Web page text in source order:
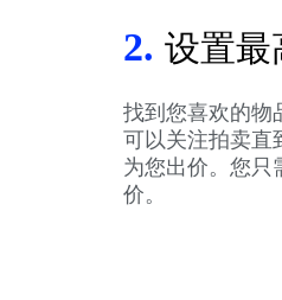
2. 设置最
找到您喜欢的物
可以关注拍卖直
为您出价。您只
价。